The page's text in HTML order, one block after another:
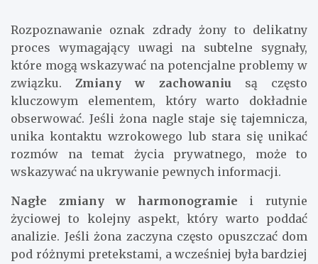
Rozpoznawanie oznak zdrady żony to delikatny
proces wymagający uwagi na subtelne sygnały,
które mogą wskazywać na potencjalne problemy w
związku.Zmiany w zachowaniusą często
kluczowym elementem, który warto dokładnie
obserwować. Jeśli żona nagle staje się tajemnicza,
unika kontaktu wzrokowego lub stara się unikać
rozmów na temat życia prywatnego, może to
wskazywać na ukrywanie pewnych informacji.
Nagłe zmiany w harmonogramie i rutynie
życiowej to kolejny aspekt, który warto poddać
analizie. Jeśli żona zaczyna często opuszczać dom
pod różnymi pretekstami, a wcześniej była bardziej